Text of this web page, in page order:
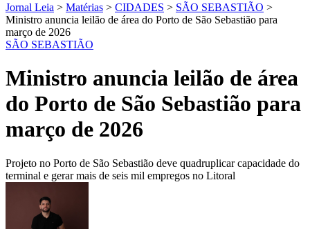
Jornal Leia > Matérias > CIDADES > SÃO SEBASTIÃO >
Ministro anuncia leilão de área do Porto de São Sebastião para
março de 2026
SÃO SEBASTIÃO
Ministro anuncia leilão de área
do Porto de São Sebastião para
março de 2026
Projeto no Porto de São Sebastião deve quadruplicar capacidade do
terminal e gerar mais de seis mil empregos no Litoral